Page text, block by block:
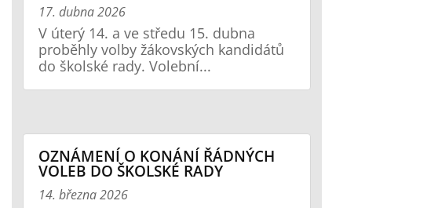
17. dubna 2026
V úterý 14. a ve středu 15. dubna
proběhly volby žákovských kandidátů
do školské rady. Volební...
OZNÁMENÍ O KONÁNÍ ŘÁDNÝCH
VOLEB DO ŠKOLSKÉ RADY
14. března 2026